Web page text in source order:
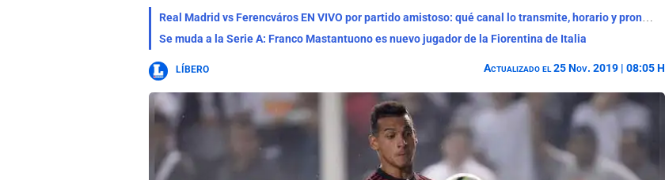
Real Madrid vs Ferencváros EN VIVO por partido amistoso: qué canal lo transmite, horario y pronóstico
Se muda a la Serie A: Franco Mastantuono es nuevo jugador de la Fiorentina de Italia
LÍBERO Actualizado el 25 Nov. 2019 | 08:05 H